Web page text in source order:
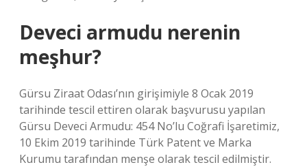
Deveci armudu nerenin
meşhur?
Gürsu Ziraat Odası’nın girişimiyle 8 Ocak 2019
tarihinde tescil ettiren olarak başvurusu yapılan
Gürsu Deveci Armudu: 454 No’lu Coğrafi İşaretimiz,
10 Ekim 2019 tarihinde Türk Patent ve Marka
Kurumu tarafından menşe olarak tescil edilmiştir.